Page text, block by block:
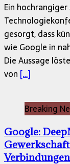
Ein
gesorgt, dass
wie Google in
Die Aussage
von […]
Breaking
Google:
Verbindungen